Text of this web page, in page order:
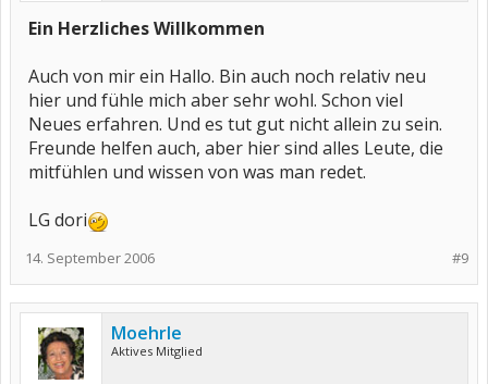
Ein Herzliches Willkommen
Auch von mir ein Hallo. Bin auch noch relativ neu
hier und fühle mich aber sehr wohl. Schon viel
Neues erfahren. Und es tut gut nicht allein zu sein.
Freunde helfen auch, aber hier sind alles Leute, die
mitfühlen und wissen von was man redet.
LG dori
#9
14. September 2006
Moehrle
Aktives Mitglied